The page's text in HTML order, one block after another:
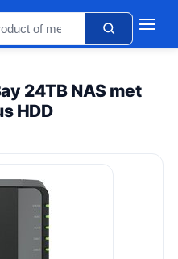
24TB NAS met
HDD